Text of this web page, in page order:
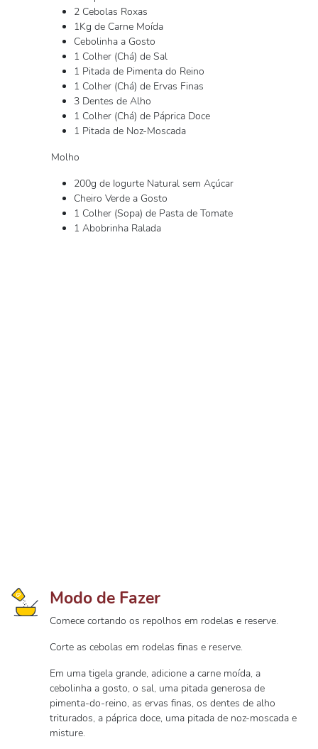
2 Cebolas Roxas
1Kg de Carne Moída
Cebolinha a Gosto
1 Colher (Chá) de Sal
1 Pitada de Pimenta do Reino
1 Colher (Chá) de Ervas Finas
3 Dentes de Alho
1 Colher (Chá) de Páprica Doce
1 Pitada de Noz-Moscada
Molho
200g de Iogurte Natural sem Açúcar
Cheiro Verde a Gosto
1 Colher (Sopa) de Pasta de Tomate
1 Abobrinha Ralada
Modo de Fazer
Comece cortando os repolhos em rodelas e reserve.
Corte as cebolas em rodelas finas e reserve.
Em uma tigela grande, adicione a carne moída, a
cebolinha a gosto, o sal, uma pitada generosa de
pimenta-do-reino, as ervas finas, os dentes de alho
triturados, a páprica doce, uma pitada de noz-moscada e
misture.